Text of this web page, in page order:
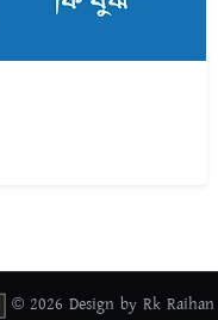
© 2026 Design by Rk Raihan